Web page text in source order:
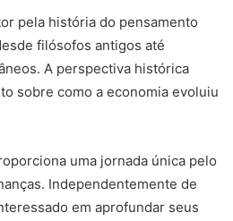
pela história do pensamento
filósofos antigos até
A perspectiva histórica
sobre como a economia evoluiu
uma jornada única pelo
Independentemente de
em aprofundar seus